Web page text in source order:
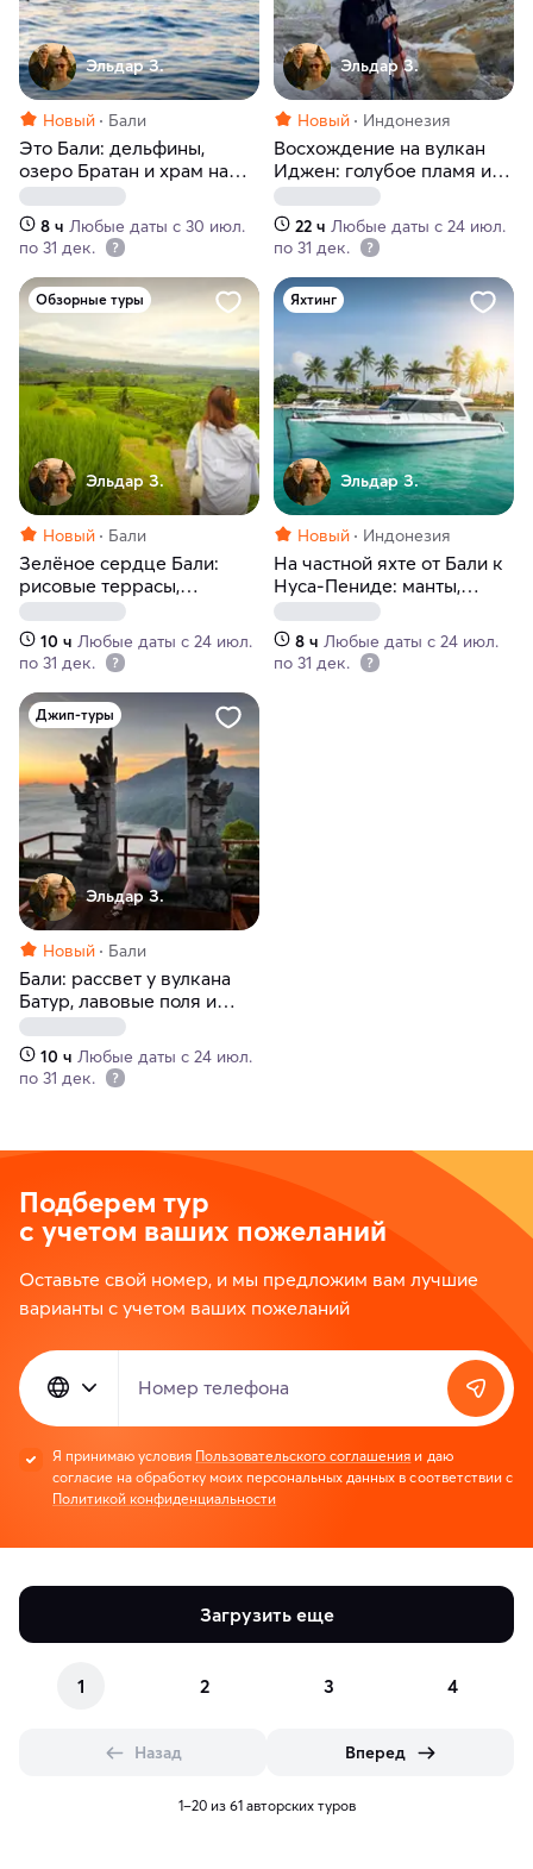
Эльдар З.
Новый Бали
Это Бали: дельфины,
озеро Братан и храм на
воде
8 ч Любые даты с 30 июл.
по 31 дек.
Эльдар З.
Новый Индонезия
Восхождение на вулкан
Иджен: голубое пламя и
рассвет над кратерным
озером
22 ч Любые даты с 24 июл.
по 31 дек.
Обзорные туры
Эльдар З.
Новый Бали
Зелёное сердце Бали:
рисовые террасы,
водопады и священные
места10 ч Любые даты с 24 июл.
по 31 дек.
Яхтинг
Эльдар З.
Новый Индонезия
На частной яхте от Бали к
Нуса-Пениде: манты,
снорклинг и лучшие
пляжи острова
8 ч Любые даты с 24 июл.
по 31 дек.
Джип-туры
Эльдар З.
Новый Бали
Бали: рассвет у вулкана
Батур, лавовые поля и
горячие источники
10 ч Любые даты с 24 июл.
по 31 дек.
Подберем тур
с учетом ваших пожеланий
Оставьте свой номер, и мы предложим вам лучшие
варианты с учетом ваших пожеланий
Номер телефона
Я принимаю условия Пользовательского соглашения и даю
согласие на обработку моих персональных данных в соответствии с
Политикой конфиденциальности
Загрузить еще
1 2 3 4
Назад Вперед
1–20 из 61 авторских туров